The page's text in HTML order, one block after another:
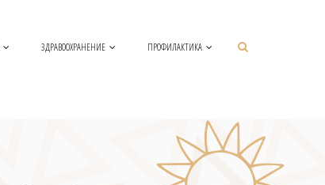
ЗДРАВООХРАНЕНИЕ ПРОФИЛАКТИКА